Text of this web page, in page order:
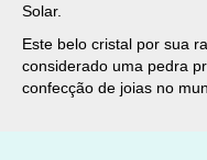
Solar.
Este belo cristal por sua
considerado uma pedra
confecção de joias no